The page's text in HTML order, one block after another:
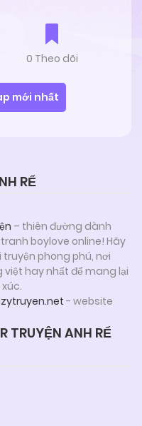
0 Theo dõi
mới nhất
RỂ
– thiên đường dành
boylove online! Hãy
phong phú, nơi
hay nhất để mang lại
- website
TRUYỆN ANH RỂ